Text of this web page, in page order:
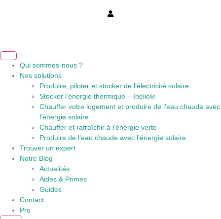
Qui sommes-nous ?
Nos solutions
Produire, piloter et stocker de l’électricité solaire
Stocker l’énergie thermique – Inelio®
Chauffer votre logement et produire de l’eau chaude avec
l’énergie solaire
Chauffer et rafraîchir à l’énergie verte
Produire de l’eau chaude avec l’énergie solaire
Trouver un expert
Notre Blog
Actualités
Aides & Primes
Guides
Contact
Pro